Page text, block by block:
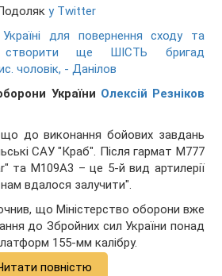
у Twitter
Україні для повернення сходу та
створити ще ШІСТЬ бригад
чоловік, - Данілов
України Олексій Резніков
до виконання бойових завдань
САУ "Краб". Після гармат М777
та М109А3 – це 5-й вид артилерії
вдалося залучити".
що Міністерство оборони вже
до Збройних сил України понад
155-мм калібру.
повністю